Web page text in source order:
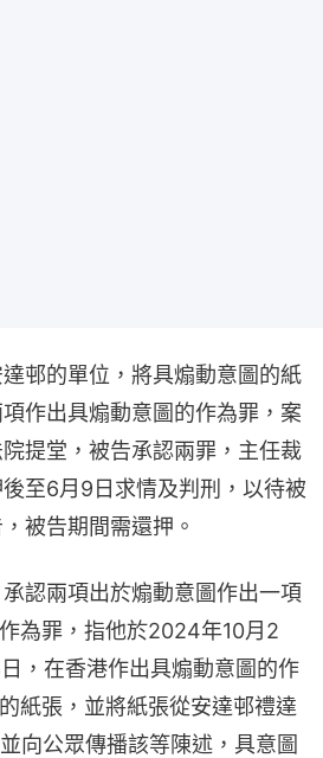
邨的單位，將具煽動意圖的紙
作出具煽動意圖的作為罪，案
提堂，被告承認兩罪，主任裁
至6月9日求情及判刑，以待被
被告期間需還押。
認兩項出於煽動意圖作出一項
為罪，指他於2024年10月2
，在香港作出具煽動意圖的作
紙張，並將紙張從安達邨禮達
向公眾傳播該等陳述，具意圖